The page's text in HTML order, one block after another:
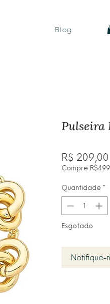
Blog
Pulseira
R$ 209,00
Compre
Quantidade *
Esgotado
Notifique-